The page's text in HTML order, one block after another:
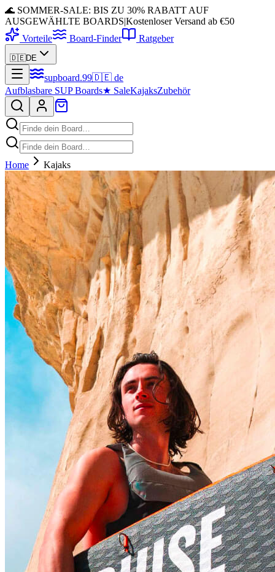
🌊 SOMMER-SALE: BIS ZU 30% RABATT AUF
AUSGEWÄHLTE BOARDS|Kostenloser Versand ab €50
Vorteile
Board-Finder Ratgeber
🇩🇪DE
supboard.99🇩🇪 de
Aufblasbare SUP Boards★ SaleKajaksZubehör
Home Kajaks